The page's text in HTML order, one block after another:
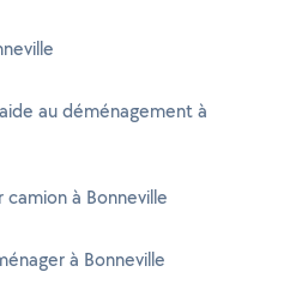
au déménagement à
à Bonneville
à Bonneville